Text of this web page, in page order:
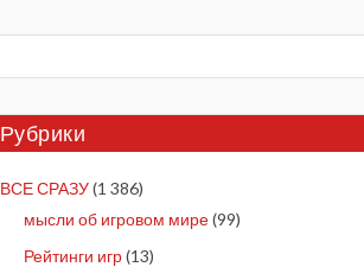
Рубрики
ВСЕ СРАЗУ(1 386)
мысли об игровом мире(99)
Рейтинги игр(13)